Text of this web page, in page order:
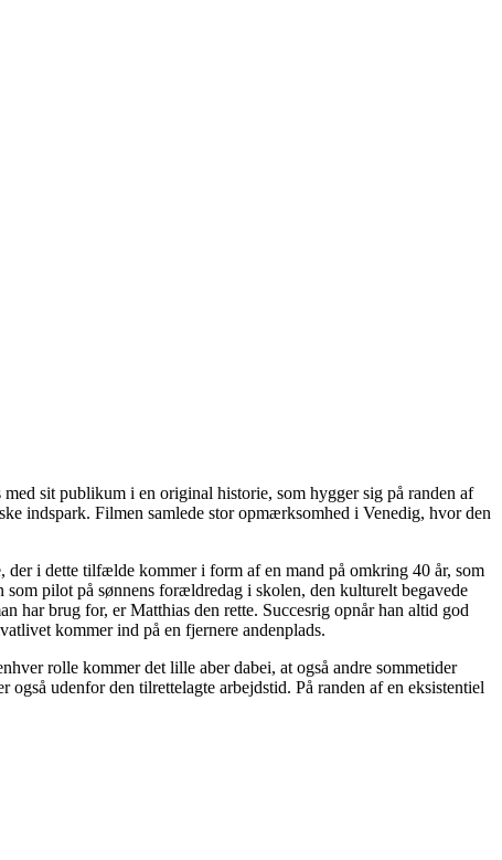
sit publikum i en original historie, som hygger sig på randen af
indspark. Filmen samlede stor opmærksomhed i Venedig, hvor den
i dette tilfælde kommer i form af en mand på omkring 40 år, som
pilot på sønnens forældredag i skolen, den kulturelt begavede
har brug for, er Matthias den rette. Succesrig opnår han altid god
kommer ind på en fjernere andenplads.
rolle kommer det lille aber dabei, at også andre sommetider
udenfor den tilrettelagte arbejdstid. På randen af en eksistentiel